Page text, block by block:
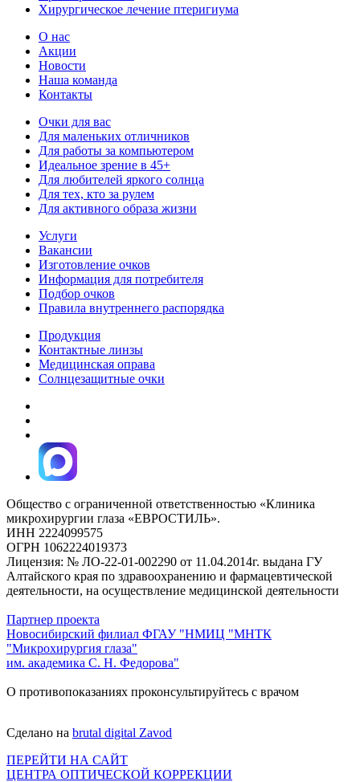
Хирургическое лечение птеригиума
О нас
Акции
Новости
Наша команда
Контакты
Очки для вас
Для маленьких отличников
Для работы за компьютером
Идеальное зрение в 45+
Для любителей яркого солнца
Для тех, кто за рулем
Для активного образа жизни
Услуги
Вакансии
Изготовление очков
Информация для потребителя
Подбор очков
Правила внутреннего распорядка
Продукция
Контактные линзы
Медицинская оправа
Солнцезащитные очки
Общество с ограниченной ответственностью «Клиника
микрохирургии глаза «ЕВРОСТИЛЬ».
ИНН 2224099575
ОГРН 1062224019373
Лицензия: № ЛО-22-01-002290 от 11.04.2014г. выдана ГУ
Алтайского края по здравоохранению и фармацевтической
деятельности, на осуществление медицинской деятельности
Партнер проекта
Новосибирский филиал ФГАУ "НМИЦ "МНТК
"Микрохирургия глаза"
им. академика С. Н. Федорова"
О противопоказаниях проконсультируйтесь с врачом
Сделано на brutal digital Zavod
ПЕРЕЙТИ НА САЙТ
ЦЕНТРА ОПТИЧЕСКОЙ КОРРЕКЦИИ